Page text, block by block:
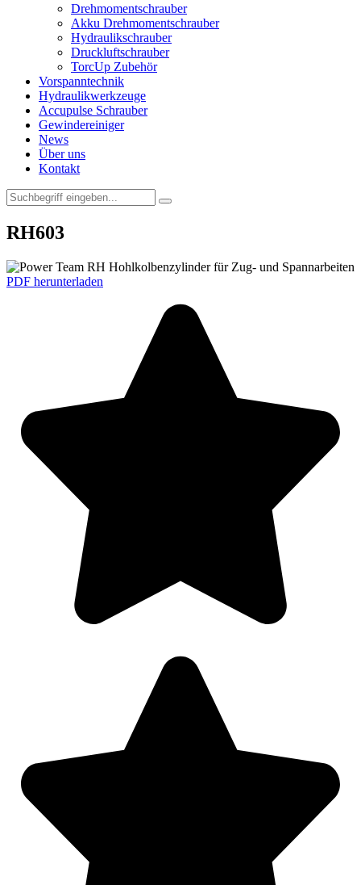
Drehmomentschrauber
Akku Drehmomentschrauber
Hydraulikschrauber
Druckluftschrauber
TorcUp Zubehör
Vorspanntechnik
Hydraulikwerkzeuge
Accupulse Schrauber
Gewindereiniger
News
Über uns
Kontakt
RH603
PDF herunterladen